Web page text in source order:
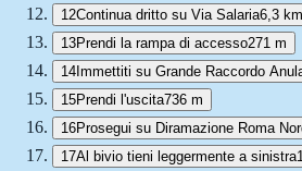
12Continua dritto su Via Salaria6,3 km
13Prendi la rampa di accesso271 m
14Immettiti su Grande Raccordo
15Prendi l'uscita736 m
16Prosegui su Diramazione Roma
17Al bivio tieni leggermente a sinistra